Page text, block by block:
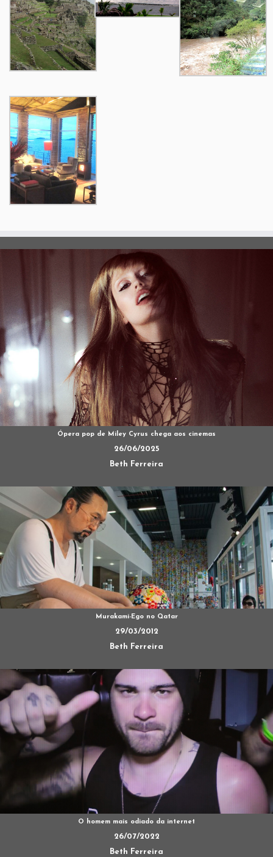
Ópera pop de Miley Cyrus chega aos cinemas
26/06/2025
Beth Ferreira
Murakami-Ego no Qatar
29/03/2012
Beth Ferreira
O homem mais odiado da internet
26/07/2022
Beth Ferreira